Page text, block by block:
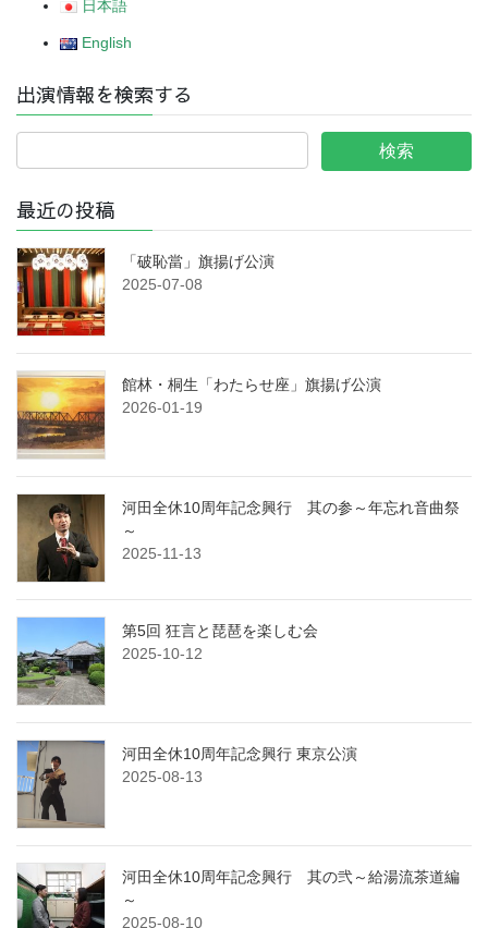
送
り
日本語
English
出演情報を検索する
最近の投稿
「破恥當」旗揚げ公演
2025-07-08
館林・桐生「わたらせ座」旗揚げ公演
2026-01-19
河田全休10周年記念興行 其の参～年忘れ音曲祭
～
2025-11-13
第5回 狂言と琵琶を楽しむ会
2025-10-12
河田全休10周年記念興行 東京公演
2025-08-13
河田全休10周年記念興行 其の弐～給湯流茶道編
～
2025-08-10